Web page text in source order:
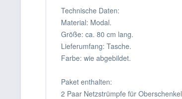
Technische Daten:
Material: Modal.
Größe: ca. 80 cm lang.
Lieferumfang: Tasche.
Farbe: wie abgebildet.
Paket enthalten:
2 Paar Netzstrümpfe für Oberschenkel